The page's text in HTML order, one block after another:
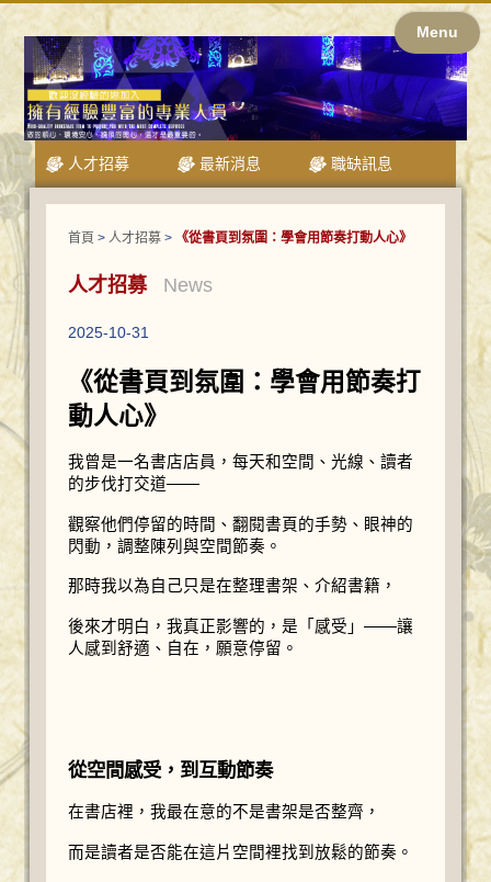
Menu
人才招募 最新消息 職缺訊息
首頁 > 人才招募 > 《從書頁到氛圍：學會用節奏打動人心》
人才招募 News
2025-10-31
《從書頁到氛圍：學會用節奏打
動人心》
我曾是一名書店店員，每天和空間、光線、讀者
的步伐打交道——
觀察他們停留的時間、翻閱書頁的手勢、眼神的
閃動，調整陳列與空間節奏。
那時我以為自己只是在整理書架、介紹書籍，
後來才明白，我真正影響的，是「感受」——讓
人感到舒適、自在，願意停留。
從空間感受，到互動節奏
在書店裡，我最在意的不是書架是否整齊，
而是讀者是否能在這片空間裡找到放鬆的節奏。